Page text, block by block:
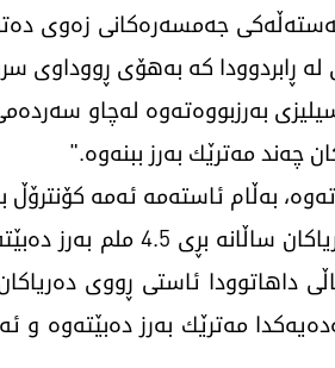
400 ملیار تۆن له‌ بەستەڵەکی جەمسەرەکانی
ڕابردوودا كه‌ به‌هۆی ڕووداوی
پله‌كانی گه‌رما له‌ نێوان 1 بۆ 1.5 پله‌ی سیلیزی
چه‌ند مه‌ترێك به‌رز ببنه‌وه‌."
به‌ڵام ئاسته‌مه‌ ئه‌مه‌ كۆنترۆڵ
ئەو توێژەوە گوتی: "ڕاسته‌ ئێستا ئاستی ڕووی
مه‌ترێك به‌رز ده‌بێته‌وه‌